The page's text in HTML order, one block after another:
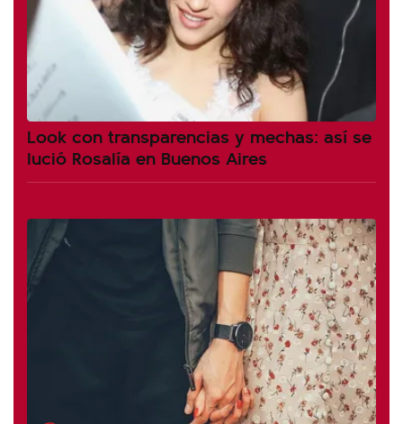
Look con transparencias y mechas: así se
lució Rosalía en Buenos Aires